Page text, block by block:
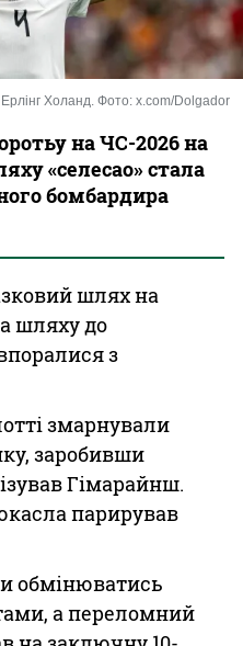
Ерлінг Холанд. Фото: x.com/Dolgador
на ЧС-2026 на
«селесао» стала
бомбардира
шлях на
шляху до
з
змарнували
заробивши
Гімарайнш.
парирував
обмінюватись
а переломний